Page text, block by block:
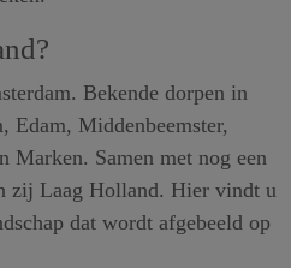
Bekende dorpen in
Edam, Middenbeemster,
Marken. Samen met nog een
zij Laag Holland. Hier vindt u
dat wordt afgebeeld op